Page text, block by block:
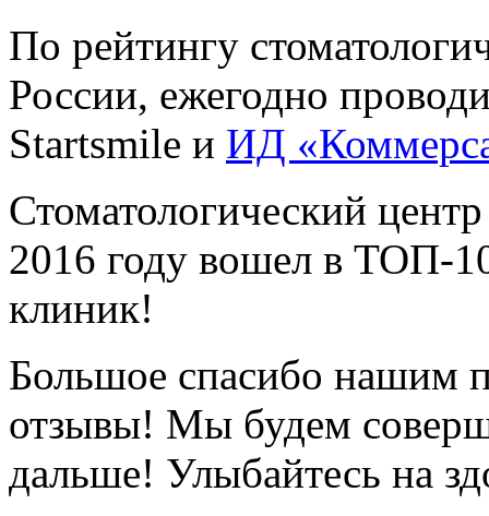
По рейтингу
России, ежегодно
Startsmile и ИД
Стоматологический
2016 году вошел в ТОП-
клиник!
Большое спасибо нашим
отзывы! Мы будем
дальше! Улыбайтесь на